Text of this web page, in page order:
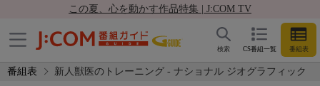
この夏、心を動かす作品特集 | J:COM TV
CS番組一覧 番組表
検索
番組表 新人獣医のトレーニング - ナショナル ジオグラフィック